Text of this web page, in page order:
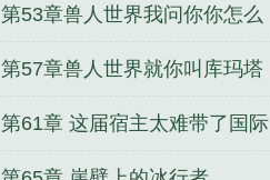
走
第53章兽人世界我问你你怎么
好意思休息的
第57章兽人世界就你叫库玛塔
啊
第61章 这届宿主太难带了国际